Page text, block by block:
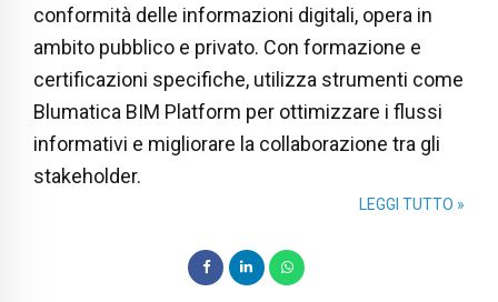
conformità delle informazioni digitali, opera in
ambito pubblico e privato. Con formazione e
certificazioni specifiche, utilizza strumenti come
Blumatica BIM Platform per ottimizzare i flussi
informativi e migliorare la collaborazione tra gli
stakeholder.
LEGGI TUTTO »